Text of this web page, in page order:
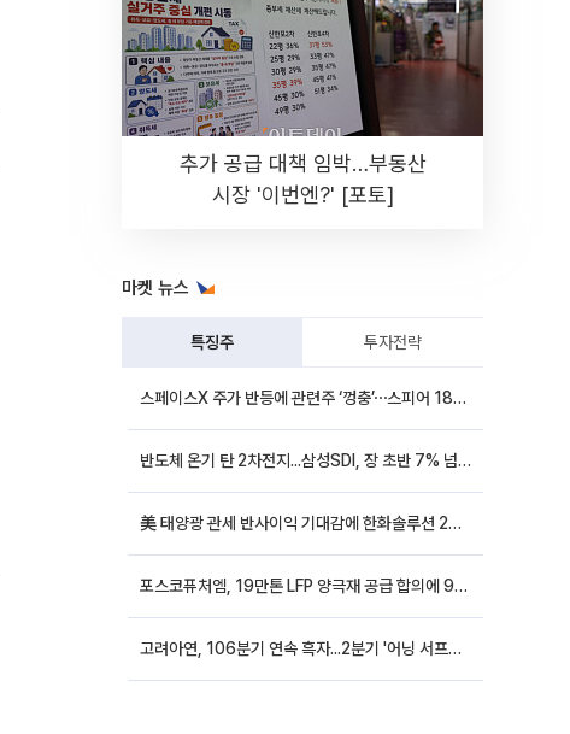
추가 공급 대책 임박…부동산
시장 '이번엔?' [포토]
마켓 뉴스
특징주 투자전략
스페이스X 주가 반등에 관련주 ‘껑충’⋯스피어 18%ㆍ에이치브이엠 12%↑
반도체 온기 탄 2차전지...삼성SDI, 장 초반 7% 넘게 껑충
美 태양광 관세 반사이익 기대감에 한화솔루션 20%대·OCI홀딩스 14%대 급등
포스코퓨처엠, 19만톤 LFP 양극재 공급 합의에 9%대 강세
고려아연, 106분기 연속 흑자...2분기 '어닝 서프라이즈'에 장 초반 12%대 강세